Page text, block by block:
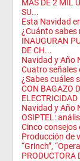
MÁS DE 2 MIL
SU...
Esta Navidad
¿Cuánto sabes
INAUGURAN
DE CH...
Navidad y Año
Cuatro señales
¿Sabes cuáles
CON BAGAZO
ELECTRICIDAD
Navidad y Año
OSIPTEL:
Cinco consejos
Producción de
“Grinch”,
PRODUCTORA